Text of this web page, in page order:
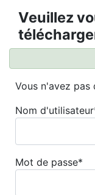
Veuillez
Vous n'avez pas
Nom d'utilisateur
Mot de passe*